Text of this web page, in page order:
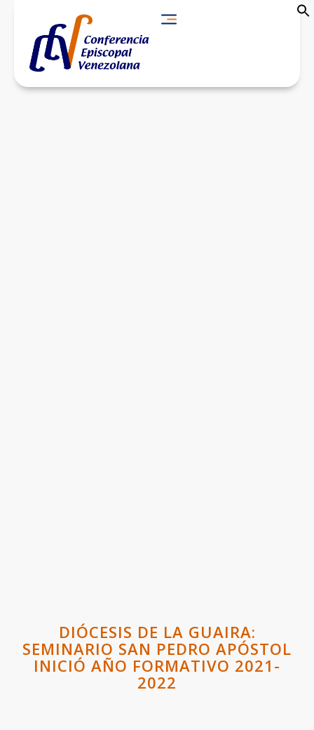
DIÓCESIS DE LA GUAIRA:
SEMINARIO SAN PEDRO APÓSTOL
INICIÓ AÑO FORMATIVO 2021-
2022